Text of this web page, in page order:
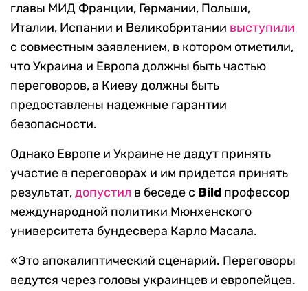
главы МИД Франции, Германии, Польши,
Италии, Испании и Великобритании выступили
с совместным заявлением, в котором отметили,
что Украина и Европа должны быть частью
переговоров, а Киеву должны быть
предоставлены надежные гарантии
безопасности.
Однако Европе и Украине не дадут принять
участие в переговорах и им придется принять
результат,допустил в беседе с Bild профессор
международной политики Мюнхенского
университета бундесвера Карло Масала.
«Это апокалиптический сценарий. Переговоры
ведутся через головы украинцев и европейцев.